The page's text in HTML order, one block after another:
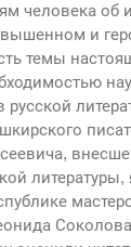
человека об
и
темы